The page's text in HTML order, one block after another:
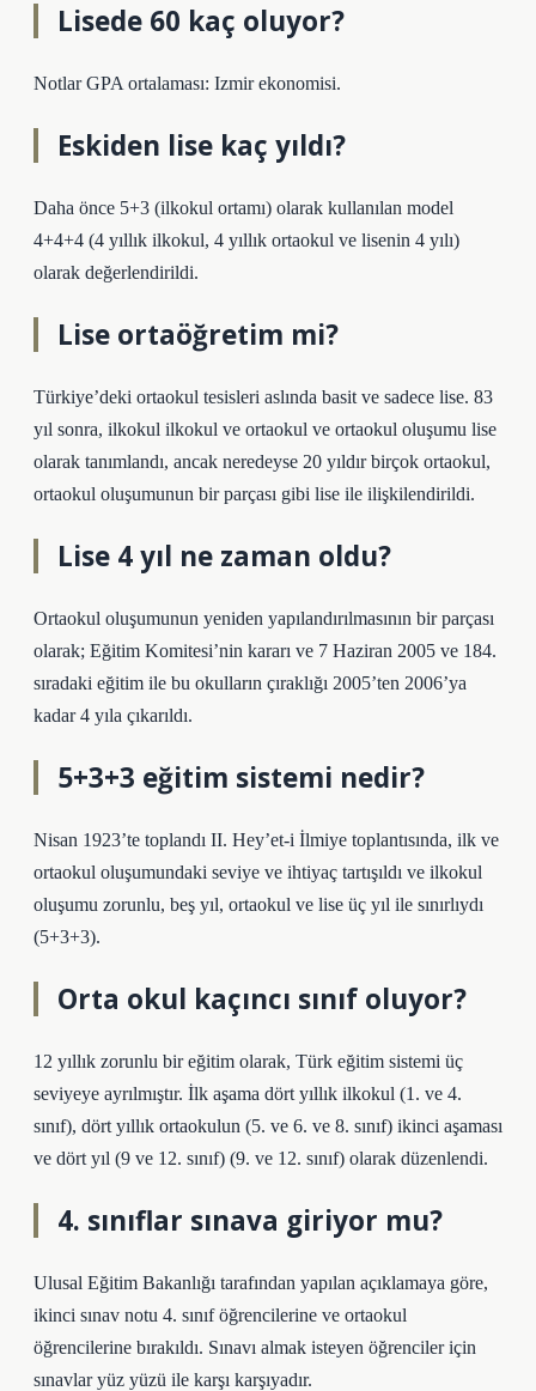
Lisede 60 kaç oluyor?
Notlar GPA ortalaması: Izmir ekonomisi.
Eskiden lise kaç yıldı?
Daha önce 5+3 (ilkokul ortamı) olarak kullanılan model
4+4+4 (4 yıllık ilkokul, 4 yıllık ortaokul ve lisenin 4 yılı)
olarak değerlendirildi.
Lise ortaöğretim mi?
Türkiye’deki ortaokul tesisleri aslında basit ve sadece lise. 83
yıl sonra, ilkokul ilkokul ve ortaokul ve ortaokul oluşumu lise
olarak tanımlandı, ancak neredeyse 20 yıldır birçok ortaokul,
ortaokul oluşumunun bir parçası gibi lise ile ilişkilendirildi.
Lise 4 yıl ne zaman oldu?
Ortaokul oluşumunun yeniden yapılandırılmasının bir parçası
olarak; Eğitim Komitesi’nin kararı ve 7 Haziran 2005 ve 184.
sıradaki eğitim ile bu okulların çıraklığı 2005’ten 2006’ya
kadar 4 yıla çıkarıldı.
5+3+3 eğitim sistemi nedir?
Nisan 1923’te toplandı II. Hey’et-i İlmiye toplantısında, ilk ve
ortaokul oluşumundaki seviye ve ihtiyaç tartışıldı ve ilkokul
oluşumu zorunlu, beş yıl, ortaokul ve lise üç yıl ile sınırlıydı
(5+3+3).
Orta okul kaçıncı sınıf oluyor?
12 yıllık zorunlu bir eğitim olarak, Türk eğitim sistemi üç
seviyeye ayrılmıştır. İlk aşama dört yıllık ilkokul (1. ve 4.
sınıf), dört yıllık ortaokulun (5. ve 6. ve 8. sınıf) ikinci aşaması
ve dört yıl (9 ve 12. sınıf) (9. ve 12. sınıf) olarak düzenlendi.
4. sınıflar sınava giriyor mu?
Ulusal Eğitim Bakanlığı tarafından yapılan açıklamaya göre,
ikinci sınav notu 4. sınıf öğrencilerine ve ortaokul
öğrencilerine bırakıldı. Sınavı almak isteyen öğrenciler için
sınavlar yüz yüzü ile karşı karşıyadır.